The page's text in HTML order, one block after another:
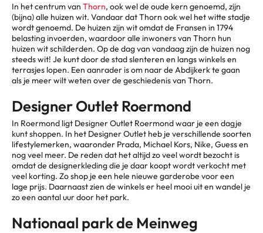
In het centrum van Thorn, ook wel de oude kern genoemd, zijn
(bijna) alle huizen wit. Vandaar dat Thorn ook wel het witte stadje
wordt genoemd. De huizen zijn wit omdat de Fransen in 1794
belasting invoerden, waardoor alle inwoners van Thorn hun
huizen wit schilderden. Op de dag van vandaag zijn de huizen nog
steeds wit! Je kunt door de stad slenteren en langs winkels en
terrasjes lopen. Een aanrader is om naar de Abdijkerk te gaan
als je meer wilt weten over de geschiedenis van Thorn.
Designer Outlet Roermond
In Roermond ligt Designer Outlet Roermond waar je een dagje
kunt shoppen. In het Designer Outlet heb je verschillende soorten
lifestylemerken, waaronder Prada, Michael Kors, Nike, Guess en
nog veel meer. De reden dat het altijd zo veel wordt bezocht is
omdat de designerkleding die je daar koopt wordt verkocht met
veel korting. Zo shop je een hele nieuwe garderobe voor een
lage prijs. Daarnaast zien de winkels er heel mooi uit en wandel je
zo een aantal uur door het park.
Nationaal park de Meinweg